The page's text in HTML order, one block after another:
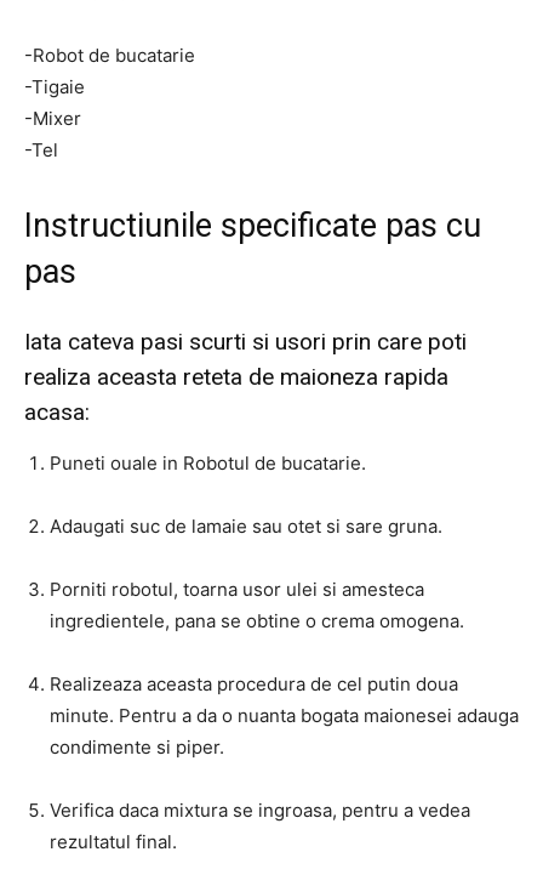
-Robot de bucatarie
-Tigaie
-Mixer
-Tel
Instructiunile specificate pas cu
pas
Iata cateva pasi scurti si usori prin care poti
realiza aceasta reteta de maioneza rapida
acasa:
Puneti ouale in Robotul de bucatarie.
Adaugati suc de lamaie sau otet si sare gruna.
Porniti robotul, toarna usor ulei si amesteca
ingredientele, pana se obtine o crema omogena.
Realizeaza aceasta procedura de cel putin doua
minute. Pentru a da o nuanta bogata maionesei adauga
condimente si piper.
Verifica daca mixtura se ingroasa, pentru a vedea
rezultatul final.